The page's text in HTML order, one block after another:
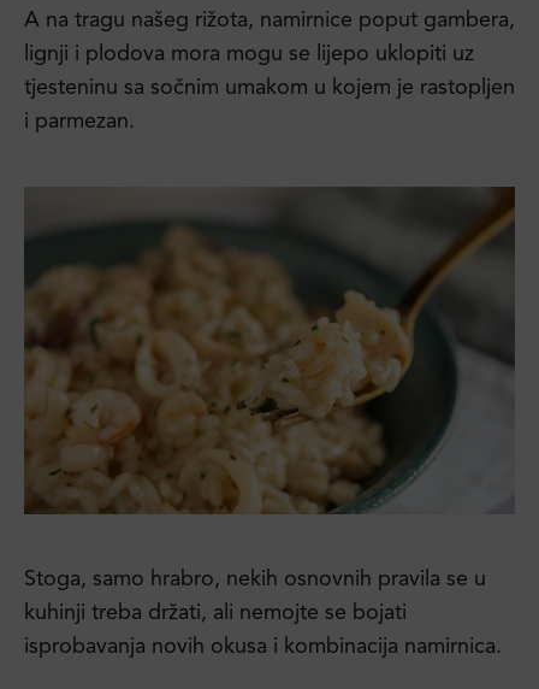
A na tragu našeg rižota, namirnice poput gambera,
lignji i plodova mora mogu se lijepo uklopiti uz
tjesteninu sa sočnim umakom u kojem je rastopljen
i parmezan.
Stoga, samo hrabro, nekih osnovnih pravila se u
kuhinji treba držati, ali nemojte se bojati
isprobavanja novih okusa i kombinacija namirnica.